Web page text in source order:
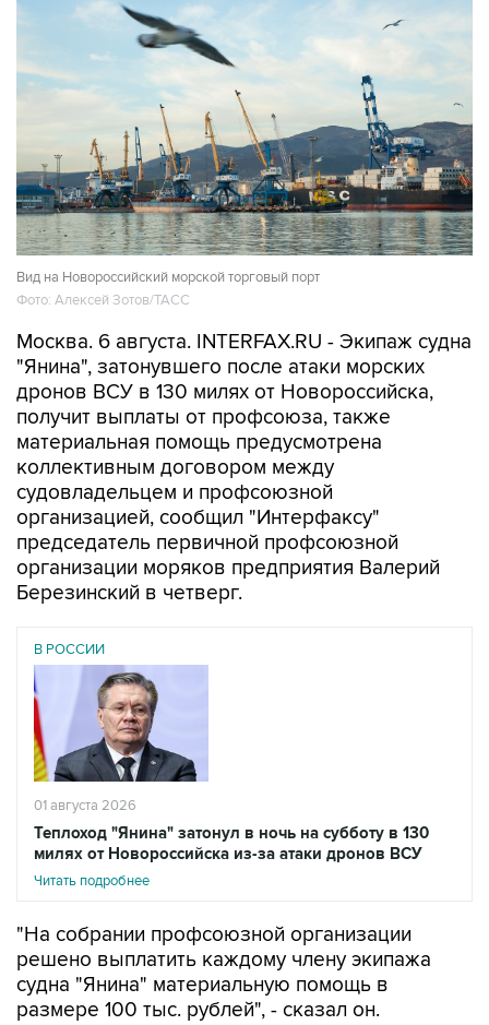
Вид на Новороссийский морской торговый порт
Фото: Алексей Зотов/ТАСС
Москва. 6 августа. INTERFAX.RU - Экипаж судна
"Янина", затонувшего после атаки морских
дронов ВСУ в 130 милях от Новороссийска,
получит выплаты от профсоюза, также
материальная помощь предусмотрена
коллективным договором между
судовладельцем и профсоюзной
организацией, сообщил "Интерфаксу"
председатель первичной профсоюзной
организации моряков предприятия Валерий
Березинский в четверг.
В РОССИИ
01 августа 2026
Теплоход "Янина" затонул в ночь на субботу в 130
милях от Новороссийска из-за атаки дронов ВСУ
Читать подробнее
"На собрании профсоюзной организации
решено выплатить каждому члену экипажа
судна "Янина" материальную помощь в
размере 100 тыс. рублей", - сказал он.